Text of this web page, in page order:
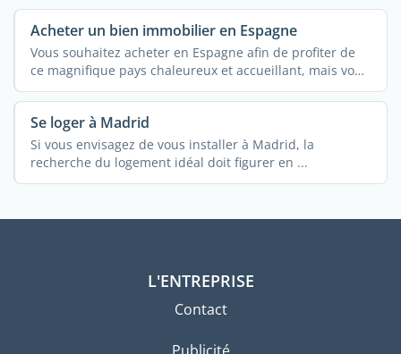
Acheter un bien immobilier en Espagne
Vous souhaitez acheter en Espagne afin de profiter de
ce magnifique pays chaleureux et accueillant, mais vous
avez ...
Se loger à Madrid
Si vous envisagez de vous installer à Madrid, la
recherche du logement idéal doit figurer en ...
L'ENTREPRISE
Contact